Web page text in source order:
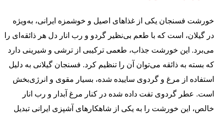
خورشت فسنجان یکی از غذاهای اصیل و خوشمزه ایرانی، به‌ویژه
در گیلان، است که با طعم بی‌نظیر گردو و رب انار دل هر ذائقه‌ای را
می‌برد. این خورشت جذاب، طعمی ترکیبی از ترشی و شیرینی دارد
که بسته به ذائقه می‌توان آن را تنظیم کرد. فسنجان گیلانی به دلیل
استفاده از مرغ و گردوی ساییده شده، بسیار مقوی و انرژی‌بخش
است. عطر گردوی تفت داده شده در کنار مرغ آبدار و رب انار
خالص، این خورشت را به یکی از شاهکارهای آشپزی ایرانی تبدیل